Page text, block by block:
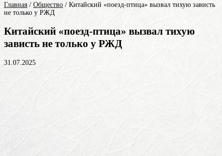
Главная / Общество / Китайский «поезд-птица» вызвал тихую зависть
не только у РЖД
Китайский «поезд-птица» вызвал тихую
зависть не только у РЖД
31.07.2025